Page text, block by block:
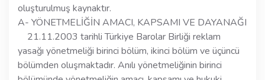
oluşturulmuş kaynaktır.
A- YÖNETMELİĞİN AMACI, KAPSAMI VE DAYANAĞI
21.11.2003 tarihli Türkiye Barolar Birliği reklam
yasağı yönetmeliği birinci bölüm, ikinci bölüm ve üçüncü
bölümden oluşmaktadır. Anılı yönetmeliğinin birinci